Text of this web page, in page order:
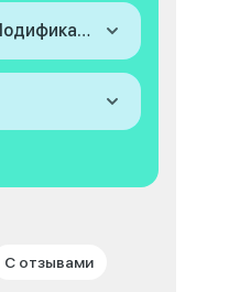
Модификация
С отзывами